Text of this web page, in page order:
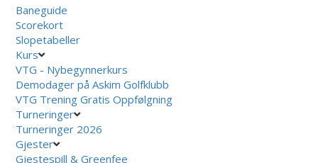
Baneguide
Scorekort
Slopetabeller
Kurs
VTG - Nybegynnerkurs
Demodager på Askim Golfklubb
VTG Trening Gratis Oppfølgning
Turneringer
Turneringer 2026
Gjester
Gjestespill & Greenfee